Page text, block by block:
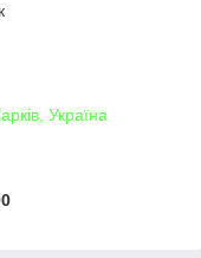
Україна